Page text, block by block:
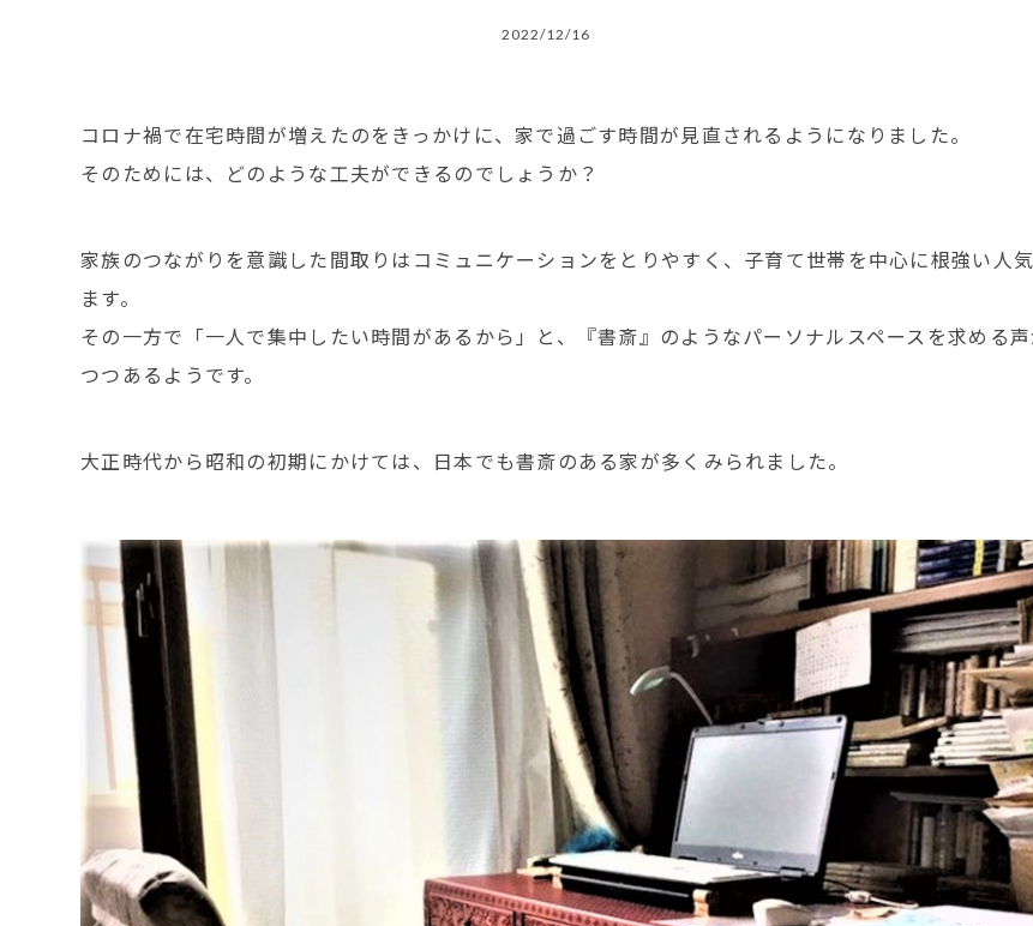
2022/12/16
コロナ禍で在宅時間が増えたのをきっかけに、家で過ごす時間が見直されるようになりました。
そのためには、どのような工夫ができるのでしょうか？
家族のつながりを意識した間取りはコミュニケーションをとりやすく、子育て世帯を中心に根強い人
ます。
その一方で「一人で集中したい時間があるから」と、『書斎』のようなパーソナルスペースを求める
つつあるようです。
大正時代から昭和の初期にかけては、日本でも書斎のある家が多くみられました。